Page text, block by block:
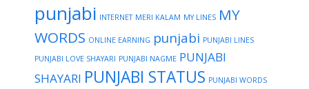
punjabi INTERNET MERI KALAM MY LINES MY
WORDS ONLINE EARNING punjabi PUNJABI LINES
PUNJABI LOVE SHAYARI PUNJABI NAGME PUNJABI
SHAYARI PUNJABI STATUS PUNJABI WORDS